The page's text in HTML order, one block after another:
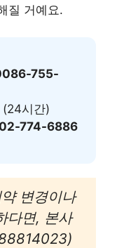
질 거예요.
755-
(24시간)
774-6886
변경이나
다면, 본사